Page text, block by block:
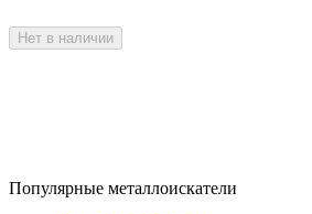
Нет в наличии
Популярные металлоискатели